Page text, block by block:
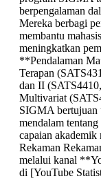
berpengalaman
Mereka berbagi
membantu
meningkatkan
**Pendalaman
Terapan
dan II
Multivariat
SIGMA bertujuan
mendalam
capaian akademik
Rekaman
melalui kanal
di [YouTube